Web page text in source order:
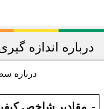
درباره اندازه
درباره